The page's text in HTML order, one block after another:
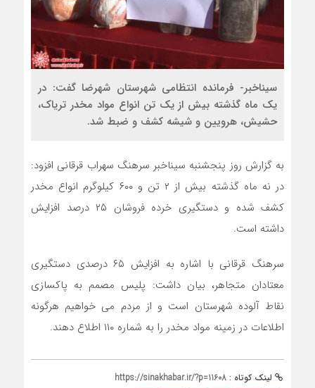
سیناخبر- فرمانده انتظامی شهرستان شهرضا گفت: در
یک ماه گذشته بیش از یک تن انواع مواد مخدر تریاک،
حشیش، هرویین و شیشه کشف و ضبط شد.
به گزارش روز پنجشنبه سیناخبر سرهنگ سهراب قرقانی افزود:
در نه ماه گذشته بیش از ۲ تن و ۶۰۰ کیلوگرم انواع مخدر
کشف شده و دستگیری خرده فروشان ۲۵ درصد افزایش
داشته است.
سرهنگ قرقانی با اشاره به افزایش ۶۵ درصدی دستگیری
معتادان متجاهر، بیان داشت: پلیس مصمم به پاکسازی
نقاط آلوده شهرستان است و از مردم می خواهیم هرگونه
اطلاعات در زمینه مواد مخدر را به شماره ۱۱۰ اطلاع دهند.
لینک کوتاه : https://sinakhabar.ir/?p=11608